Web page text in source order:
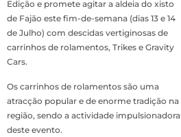
Edição e promete agitar a aldeia do xisto
de Fajão este fim-de-semana (dias 13 e 14
de Julho) com descidas vertiginosas de
carrinhos de rolamentos, Trikes e Gravity
Cars.
Os carrinhos de rolamentos são uma
atracção popular e de enorme tradição na
região, sendo a actividade impulsionadora
deste evento.